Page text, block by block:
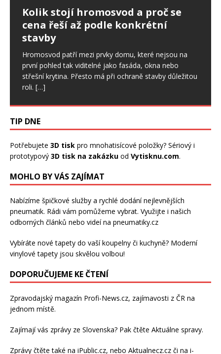
Kolik stojí hromosvod a proč se
cena řeší až podle konkrétní
stavby
Hromosvod patří mezi prvky domu, které nejsou na
první pohled tak viditelné jako fasáda, okna nebo
střešní krytina. Přesto má při ochraně stavby důležitou
roli. […]
Ptáci ve fasádě: jak postupovat,
když poškodí zateplení domu
Drobné otvory ve fasádě se snadno přehlédnou. U
většího problému. Ptáci dokážou narušit omítku,
výztužnou vrstvu i samotnou izolaci.[…]
Nepřítel stres: Ovlivňuje i spánek,
svaly či zdraví ústní dutiny
Stres je sice běžnou součástí našich životů a v určité
míře je pro nás důležitý. Pokud však trvá dlouhodobě,
začíná ovlivňovat celý organismus, a to[…]
TIP DNE
Potřebujete 3D tisk pro mnohatisícové položky? Sériový i
prototypový 3D tisk na zakázku od Vytisknu.com.
MOHLO BY VÁS ZAJÍMAT
Nabízíme špičkové služby a rychlé dodánínejlevnějších
pneumatik. Rádi vám pomůžeme vybrat. Využijte i našich
odborných článků nebo videí na pneumatiky.cz
Vybíráte nové tapety do vaší koupelny či kuchyně? Moderní
vinylové tapety jsou skvělou volbou!
DOPORUČUJEME KE ČTENÍ
Zpravodajský magazín Profi-News.cz, zajímavosti z ČR na
jednom místě.
Zajímají vás zprávy ze Slovenska? Pak čtěte Aktuálne spravy.
Zprávy čtěte také na iPublic.cz, nebo Aktualnecz.cz či na i-